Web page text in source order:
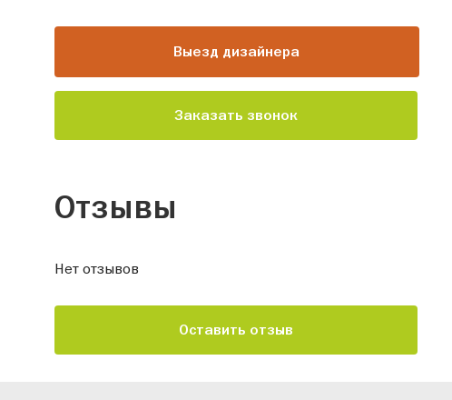
Выезд дизайнера
Заказать звонок
Отзывы
Нет отзывов
Оставить отзыв